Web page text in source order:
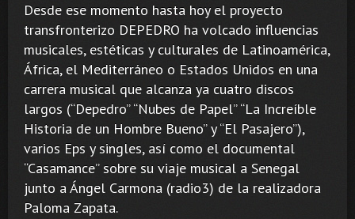
Desde ese momento hasta hoy el proyecto
transfronterizo DEPEDRO ha volcado influencias
musicales, estéticas y culturales de Latinoamérica,
África, el Mediterráneo o Estados Unidos en una
carrera musical que alcanza ya cuatro discos
largos (“Depedro” “Nubes de Papel” “La Increíble
Historia de un Hombre Bueno” y “El Pasajero”),
varios Eps y singles, así como el documental
“Casamance” sobre su viaje musical a Senegal
junto a Ángel Carmona (radio3) de la realizadora
Paloma Zapata.